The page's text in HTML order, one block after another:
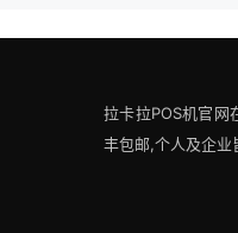
拉卡拉POS机官网
丰包邮,个人及企业